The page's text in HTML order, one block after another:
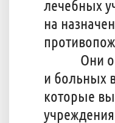
лечебных
на
Они
и больных
которые